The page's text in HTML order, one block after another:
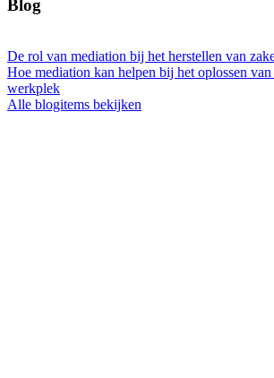
Blog
De rol van mediation bij het herstellen van
Hoe mediation kan helpen bij het oplossen
werkplek
Alle blogitems bekijken